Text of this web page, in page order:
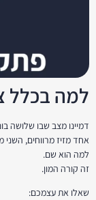
למה בכלל
דמיינו מצב שבו שלושה
אחד מזיז מרווחים,
למה הוא שם.
זה קורה המון.
שאלו את עצמכם: